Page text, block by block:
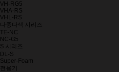
VH-RG5
VHA-RS
VHL-RS
다중다색 시리즈
TE-NC
NC-G5
S 시리즈
DL-S
Super-Foam
전용기